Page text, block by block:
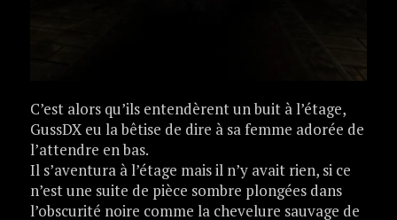
C’est alors qu’ils entendèrent un buit à l’étage,
GussDX eu la bêtise de dire à sa femme adorée de
l’attendre en bas.
Il s’aventura à l’étage mais il n’y avait rien, si ce
n’est une suite de pièce sombre plongées dans
l’obscurité noire comme la chevelure sauvage de